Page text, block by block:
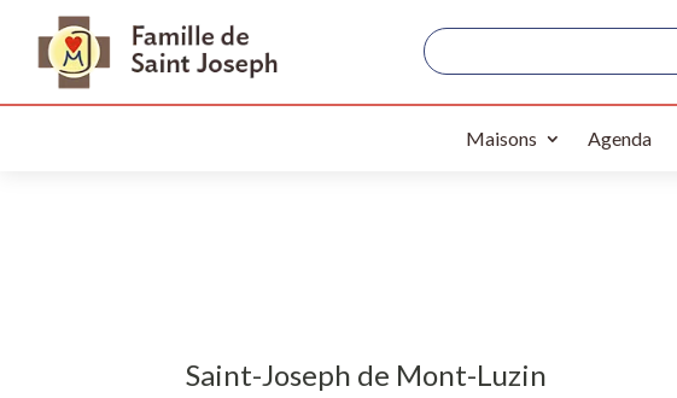
Maisons Agenda
Saint-Joseph de Mont-Luzin